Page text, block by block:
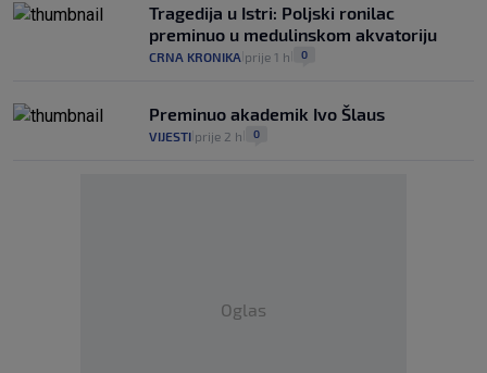
Tragedija u Istri: Poljski ronilac
preminuo u medulinskom akvatoriju
CRNA KRONIKA prije 1 h 0
Preminuo akademik Ivo Šlaus
VIJESTI prije 2 h 0
Oglas